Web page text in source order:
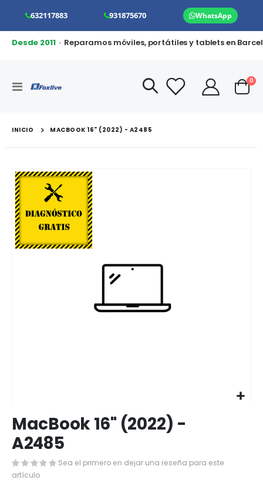
632117883 931875670 WhatsApp
Desde 2011· Reparamos móviles, portátiles y tablets en
Toggle
Cart
0
INICIO MACBOOK 16" (2022) - A2485
Saltar
al
final
de
la
galería
de
al
comienzo
de
la
galería
MacBook 16" (2022) -
A2485
Sea el primero en dejar una reseña para este
artículo